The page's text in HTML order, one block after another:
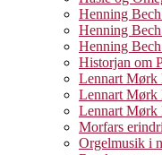
Henning
Henning
Henning Bech
Historjan om
Lennart Mørk
Lennart Mørk
Lennart Mørk
Morfars
Orgelmusik i